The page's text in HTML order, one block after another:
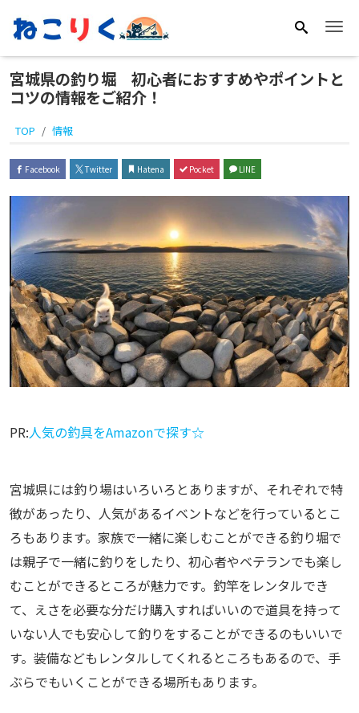
宮城県の釣り堀 初心者におすすめやポイントと
コツの情報をご紹介！
TOP 情報
Facebook Twitter Hatena Pocket LINE
PR:人気の釣具をAmazonで探す☆
宮城県には釣り場はいろいろとありますが、それぞれで特
徴があったり、人気があるイベントなどを行っているとこ
ろもあります。家族で一緒に楽しむことができる釣り堀で
は親子で一緒に釣りをしたり、初心者やベテランでも楽し
むことができるところが魅力です。釣竿をレンタルでき
て、えさを必要な分だけ購入すればいいので道具を持って
いない人でも安心して釣りをすることができるのもいいで
す。装備などもレンタルしてくれるところもあるので、手
ぶらでもいくことができる場所もあります。